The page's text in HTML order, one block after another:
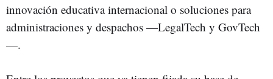
innovación educativa internacional o soluciones para
administraciones y despachos —LegalTech y GovTech
—.